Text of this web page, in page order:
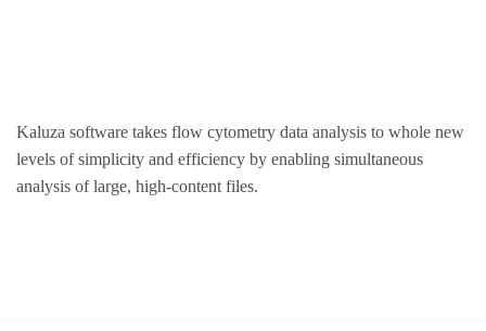
Kaluza software takes flow cytometry data analysis to whole new
levels of simplicity and efficiency by enabling simultaneous
analysis of large, high-content files.